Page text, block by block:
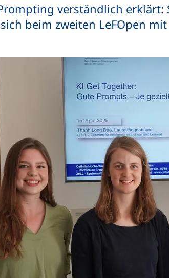
verständlich
beim zweiten LeFOpen